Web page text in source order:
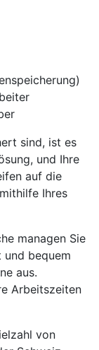
sind, ist es
und Ihre
auf die
Ihres
managen Sie
bequem
aus.
Arbeitszeiten
von